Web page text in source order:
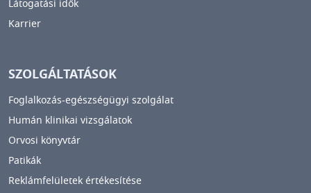
Látogatási idők
Karrier
SZOLGÁLTATÁSOK
Foglalkozás-egészségügyi szolgálat
Humán klinikai vizsgálatok
Orvosi könyvtár
Patikák
Reklámfelületek értékesítése